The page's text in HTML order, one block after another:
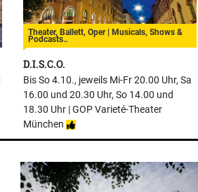
Theater, Ballett, Oper | Musicals, Shows &
Podcasts..
D.I.S.C.O.
Bis So 4.10., jeweils Mi-Fr 20.00 Uhr, Sa
16.00 und 20.30 Uhr, So 14.00 und
18.30 Uhr |GOP Varieté-Theater
München